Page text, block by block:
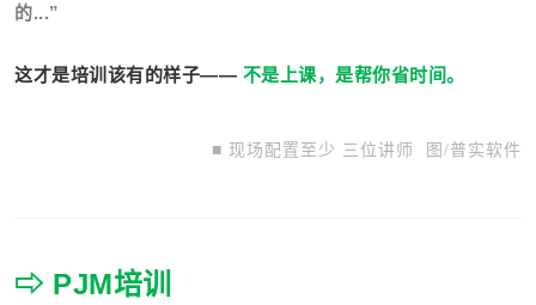
的...”
这才是培训该有的样子—— 不是上课，是帮你省时间。
■ 现场配置至少 三位讲师 图/普实软件
⇨ PJM培训